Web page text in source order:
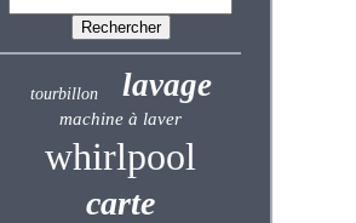
tourbillon lavage
machine à laver
whirlpool
carte